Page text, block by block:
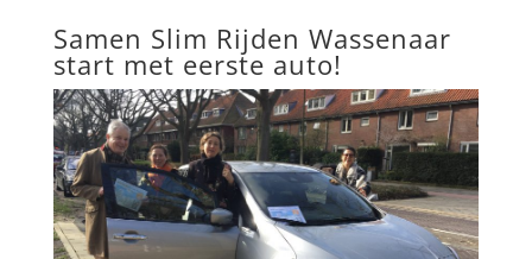
Samen Slim Rijden Wassenaar
start met eerste auto!